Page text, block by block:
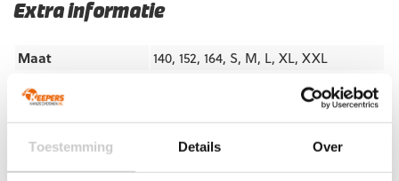
Toestemming Details Over
Extra informatie
Maat
140, 152, 164, S, M, L, XL, XXL
Ondergrond
Doelgroep
Kleur
Navy Blue,